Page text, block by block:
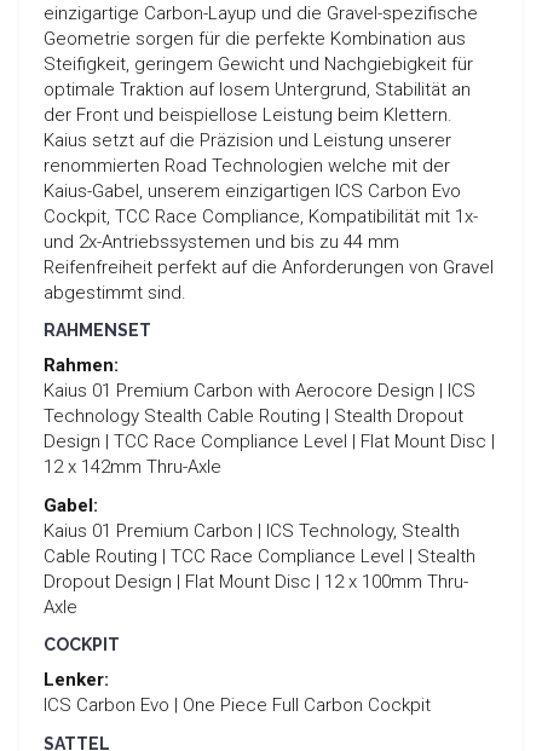
einzigartige Carbon-Layup und die Gravel-spezifische
Geometrie sorgen für die perfekte Kombination aus
Steifigkeit, geringem Gewicht und Nachgiebigkeit für
optimale Traktion auf losem Untergrund, Stabilität an
der Front und beispiellose Leistung beim Klettern.
Kaius setzt auf die Präzision und Leistung unserer
renommierten Road Technologien welche mit der
Kaius-Gabel, unserem einzigartigen ICS Carbon Evo
Cockpit, TCC Race Compliance, Kompatibilität mit 1x-
und 2x-Antriebssystemen und bis zu 44 mm
Reifenfreiheit perfekt auf die Anforderungen von Gravel
abgestimmt sind.
RAHMENSET
Rahmen:
Kaius 01 Premium Carbon with Aerocore Design | ICS
Technology Stealth Cable Routing | Stealth Dropout
Design | TCC Race Compliance Level | Flat Mount Disc |
12 x 142mm Thru-Axle
Gabel:
Kaius 01 Premium Carbon | ICS Technology, Stealth
Cable Routing | TCC Race Compliance Level | Stealth
Dropout Design | Flat Mount Disc | 12 x 100mm Thru-
Axle
COCKPIT
Lenker:
ICS Carbon Evo | One Piece Full Carbon Cockpit
SATTEL